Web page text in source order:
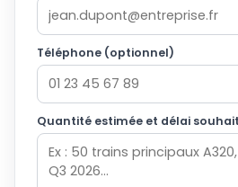
Téléphone (optionnel)
Quantité estimée et délai